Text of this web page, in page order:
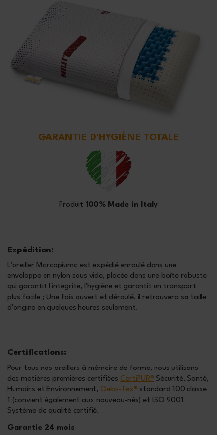
GARANTIE D'HYGIÈNE TOTALE
Produit 100% Made in Italy
Expédition:
L'oreiller Marcapiuma est expédié enroulé dans une
enveloppe en nylon sous vide, placée dans une boîte robuste
qui garantit l'intégrité, l'hygiène et garantit un transport
plus facile ; Une fois ouvert et déroulé, il retrouvera sa taille
d'origine en quelques heures seulement.
Certifications:
Pour tous nos oreillers à mémoire de forme, nous utilisons
des matières premières certifiées CertiPUR® Sécurité, Santé,
Humains et Environnement, Oeko-Tex® standard 100 classe
1 (convient également aux nouveau-nés) et ISO 9001
Système de qualité certifié.
Garantie 24 mois